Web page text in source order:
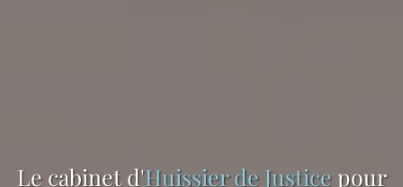
Le cabinet d'Huissier de Justicepour